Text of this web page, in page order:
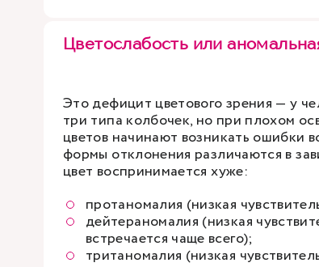
Цветослабость или
Это дефицит цветового зрения — у
три типа колбочек, но при плохом
цветов начинают возникать ошибки
формы отклонения различаются в
цвет воспринимается хуже:
протаномалия (низкая
дейтераномалия (низкая
встречается чаще всего);
тританомалия (низкая